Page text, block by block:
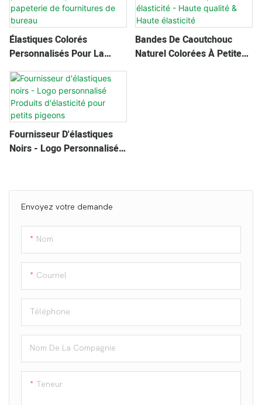
Envoyez votre demande
Nom
Courriel
Téléphone
Nom De La Compagnie
Teneur
Élastiques Colorés
Personnalisés Pour La
Papeterie De Fournitures
De Bureau
Bandes De Caoutchouc
Naturel Colorées À Petite
Fournisseur D'élastiques
Noirs - Logo Personnalisé